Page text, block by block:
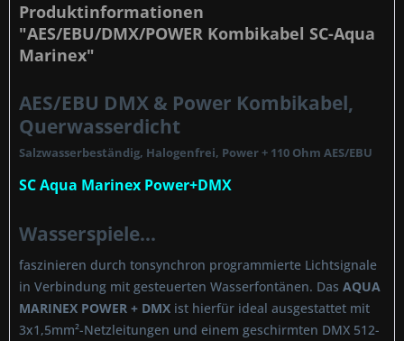
Produktinformationen
"AES/EBU/DMX/POWER Kombikabel SC-Aqua
Marinex"
AES/EBU DMX & Power Kombikabel,
Querwasserdicht
Salzwasserbeständig, Halogenfrei, Power + 110 Ohm AES/EBU
SC Aqua Marinex Power+DMX
Wasserspiele...
faszinieren durch tonsynchron programmierte Lichtsignale
in Verbindung mit gesteuerten Wasserfontänen. Das AQUA
MARINEX POWER + DMX ist hierfür ideal ausgestattet mit
3x1,5mm²-Netzleitungen und einem geschirmten DMX 512-